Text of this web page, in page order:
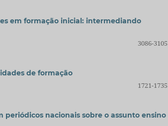
em formação inicial: intermediando
3086-3105
de formação
1721-1735
nacionais sobre o assunto ensino